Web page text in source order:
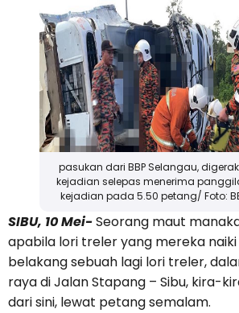
pasukan dari BBP Selangau,
kejadian selepas menerima
kejadian pada 5.50 petang/ Foto:
SIBU, 10 Mei-Seorang maut
apabila lori treler yang mereka
belakang sebuah lagi lori treler,
raya di Jalan Stapang – Sibu, kira-
dari sini, lewat petang semalam.